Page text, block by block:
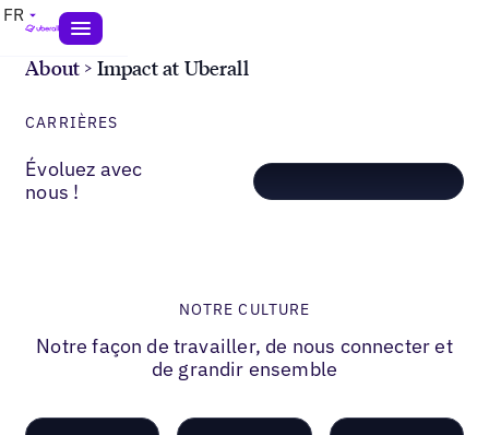
FR
About > Impact at Uberall
CARRIÈRES
Évoluez avec
nous !
NOTRE CULTURE
Notre façon de travailler, de nous connecter et
de grandir ensemble